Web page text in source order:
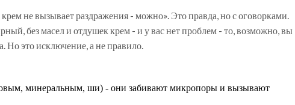
не вызывает раздражения - можно». Это правда, но с оговорками.
без масел и отдушек крем - и у вас нет проблем - то, возможно, вы
Но это исключение, а не правило.
минеральным, ши) - они забивают микропоры и вызывают